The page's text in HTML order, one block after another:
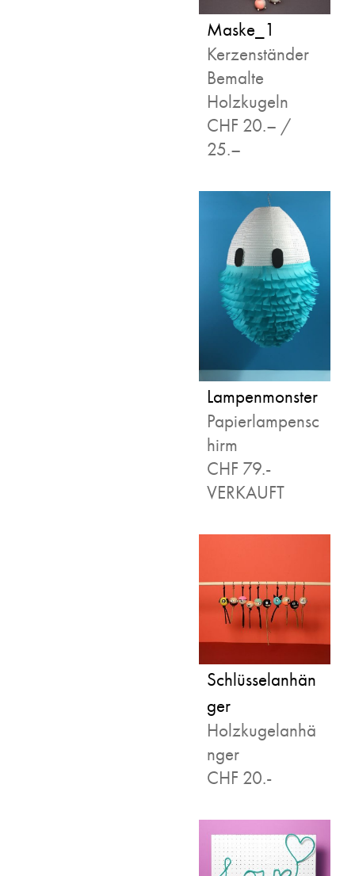
Maske_1
Kerzenständer
Bemalte
Holzkugeln
CHF 20.– /
25.–
Lampenmonster
Papierlampensc
hirm
CHF 79.-
VERKAUFT
Schlüsselanhän
ger
Holzkugelanhä
nger
CHF 20.-